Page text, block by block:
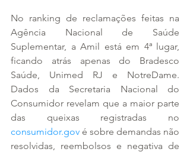
No ranking de reclamações feitas na
Agência Nacional de Saúde
Suplementar, a Amil está em 4ª lugar,
ficando atrás apenas do Bradesco
Saúde, Unimed RJ e NotreDame.
Dados da Secretaria Nacional do
Consumidor revelam que a maior parte
consumidor.gov é sobre demandas não
resolvidas, reembolsos e negativa de